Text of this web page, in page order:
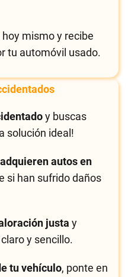
mismo y recibe
tu automóvil usado.
y buscas
solución ideal!
adquieren autos en
si han sufrido daños
justa y
y sencillo.
tu vehículo, ponte en